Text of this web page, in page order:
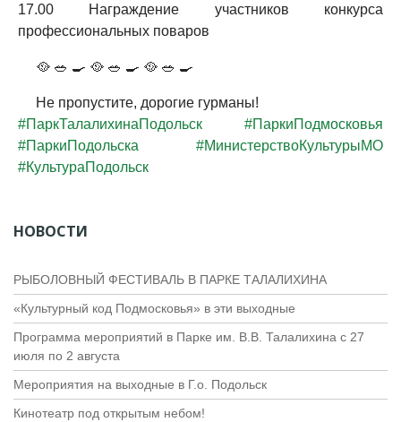
17.00 Награждение участников конкурса
профессиональных поваров
🥘 🥗 🍳 🥘 🥗 🍳 🥘 🥗 🍳
Не пропустите, дорогие гурманы!
#ПаркТалалихинаПодольск
#ПаркиПодмосковья
#ПаркиПодольска
#МинистерствоКультурыМО
#КультураПодольск
НОВОСТИ
РЫБОЛОВНЫЙ ФЕСТИВАЛЬ В ПАРКЕ ТАЛАЛИХИНА
«Культурный код Подмосковья» в эти выходные
Программа мероприятий в Парке им. В.В. Талалихина с 27
июля по 2 августа
Мероприятия на выходные в Г.о. Подольск
Кинотеатр под открытым небом!